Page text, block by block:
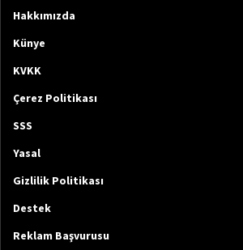
Hakkımızda
Künye
KVKK
Çerez Politikası
SSS
Yasal
Gizlilik Politikası
Destek
Reklam Başvurusu